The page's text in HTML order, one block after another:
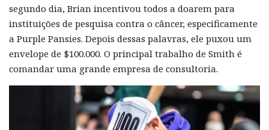
segundo dia, Brian incentivou todos a doarem para
instituições de pesquisa contra o câncer, especificamente
a Purple Pansies. Depois dessas palavras, ele puxou um
envelope de $100.000. O principal trabalho de Smith é
comandar uma grande empresa de consultoria.